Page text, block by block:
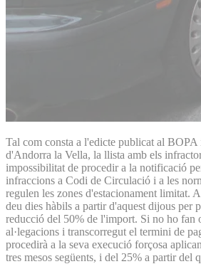
Tal com consta a l'edicte publicat al BOPA
d'Andorra la Vella, la llista amb els
impossibilitat de procedir a la notificació
infraccions a Codi de Circulació i a les
regulen les zones d'estacionament limitat.
deu dies hàbils a partir d'aquest dijous per
reducció del 50% de l'import. Si no ho fan
al·legacions i transcorregut el termini de
procedirà a la seva execució forçosa
tres mesos següents, i del 25% a partir del